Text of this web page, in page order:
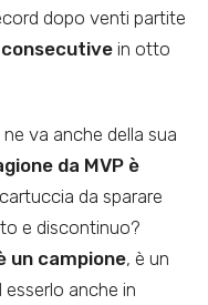
dopo venti partite
in otto
va anche della sua
da MVP è
da sparare
e discontinuo?
un campione, è un
anche in